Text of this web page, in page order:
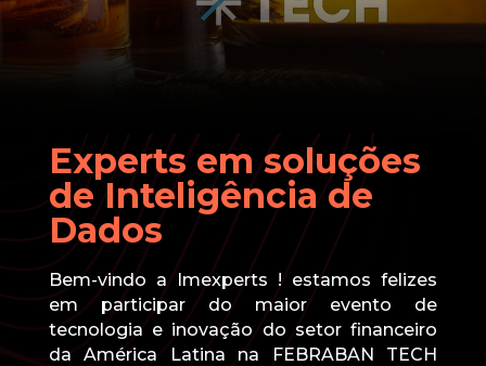
Experts em soluções
de Inteligência de
Dados
Bem-vindo a Imexperts ! estamos felizes
em participar do maior evento de
tecnologia e inovação do setor financeiro
da América Latina na FEBRABAN TECH